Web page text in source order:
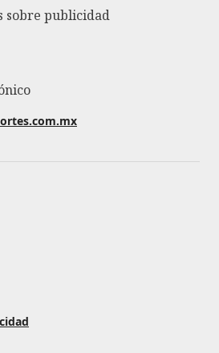
sobre publicidad